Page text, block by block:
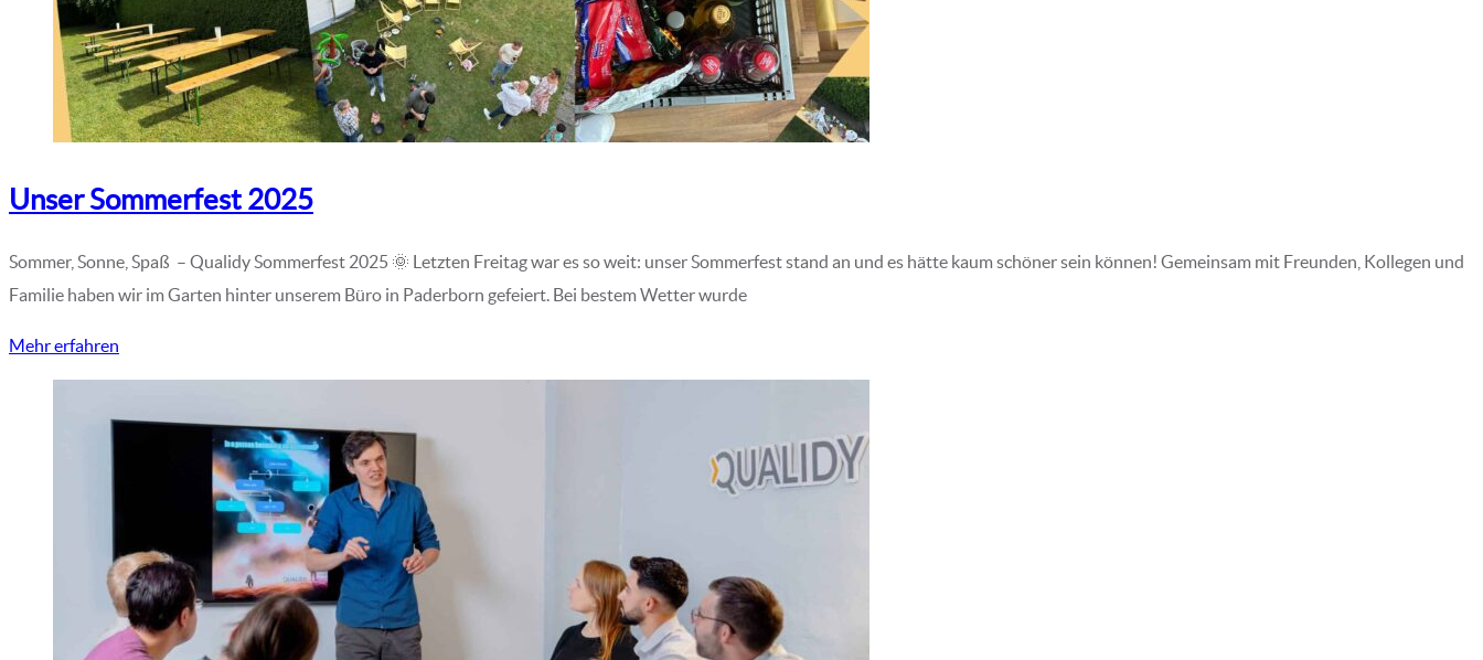
Unser Sommerfest 2025
Sommer, Sonne, Spaß – Qualidy Sommerfest 2025 🌞 Letzten Freitag war es so weit: unser Sommerfest stand an und es hätte kaum schöner sein können! Gemeinsam mit Freunden, Kollegen und
Familie haben wir im Garten hinter unserem Büro in Paderborn gefeiert. Bei bestem Wetter wurde
Mehr erfahren